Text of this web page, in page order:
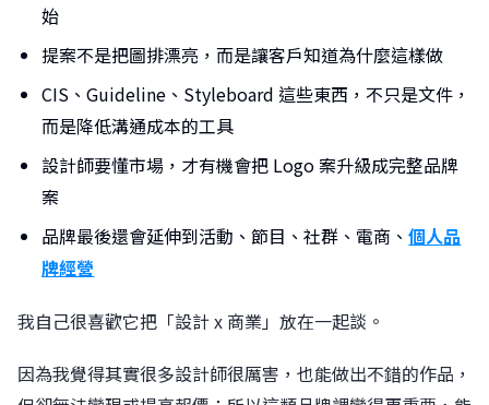
始
提案不是把圖排漂亮，而是讓客戶知道為什麼這樣做
CIS、Guideline、Styleboard 這些東西，不只是文件，
而是降低溝通成本的工具
設計師要懂市場，才有機會把 Logo 案升級成完整品牌
案
品牌最後還會延伸到活動、節目、社群、電商、個人品
牌經營
我自己很喜歡它把「設計 x 商業」放在一起談。
因為我覺得其實很多設計師很厲害，也能做出不錯的作品，